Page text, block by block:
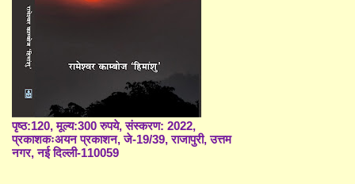
पृष्ठ:120, मूल्य:300 रुपये, संस्करण: 2022,
प्रकाशकःअयन प्रकाशन, जे-19/39, राजापुरी, उत्तम
नगर, नई दिल्ली-110059